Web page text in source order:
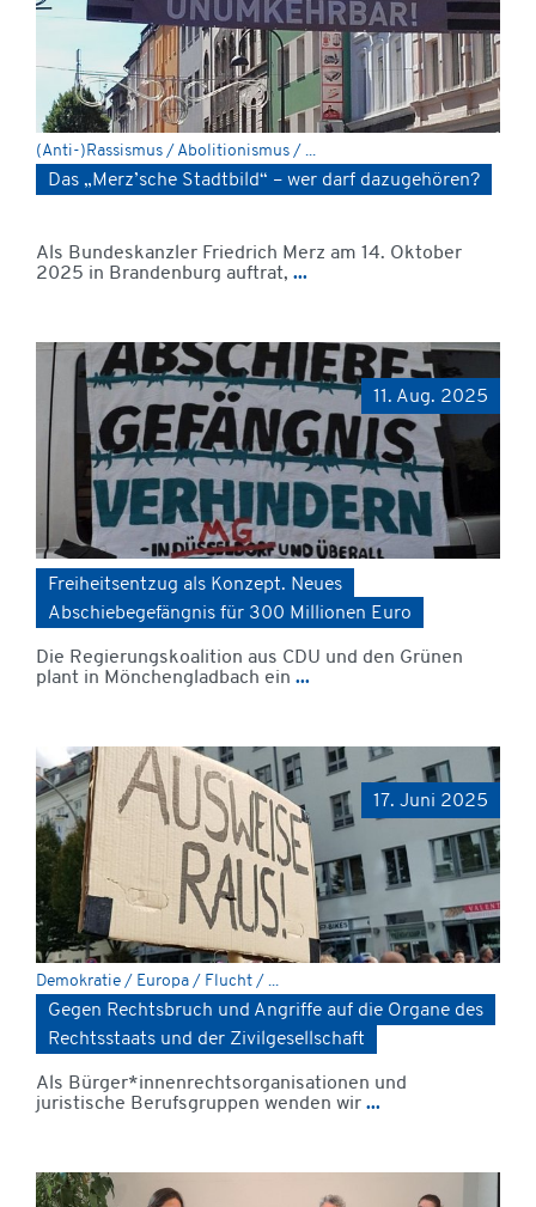
(Anti-)Rassismus / Abolitionismus / ...
Das „Merz’sche Stadtbild“ – wer darf dazugehören?
Als Bundeskanzler Friedrich Merz am 14. Oktober
2025 in Brandenburg auftrat, ...
11. Aug. 2025
Freiheitsentzug als Konzept. Neues
Abschiebegefängnis für 300 Millionen Euro
Die Regierungskoalition aus CDU und den Grünen
plant in Mönchengladbach ein ...
17. Juni 2025
Demokratie / Europa / Flucht / ...
Gegen Rechtsbruch und Angriffe auf die Organe des
Rechtsstaats und der Zivilgesellschaft
Als Bürger*innenrechtsorganisationen und
juristische Berufsgruppen wenden wir ...